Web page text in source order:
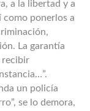
a la libertad y a
como ponerlos a
La garantía
recibir
un policía
se lo demora,